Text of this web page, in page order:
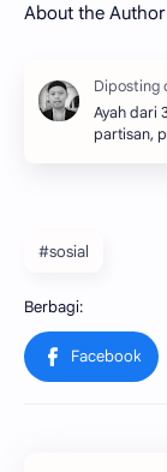
About the Author
Ayah dari
partisan,
#sosial